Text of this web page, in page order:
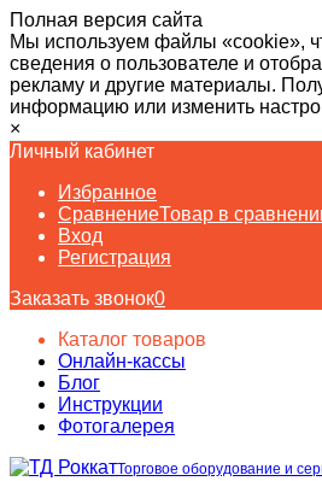
Полная версия сайта
Мы используем файлы «cookie»,
сведения о пользователе и
рекламу и другие материалы.
информацию или изменить
×
Личный кабинет
Избранное
СравнениеТовар в
Вход
Регистрация
Заказать звонок0
Каталог товаров
Онлайн-кассы
Блог
Инструкции
Фотогалерея
Торговое оборудование и